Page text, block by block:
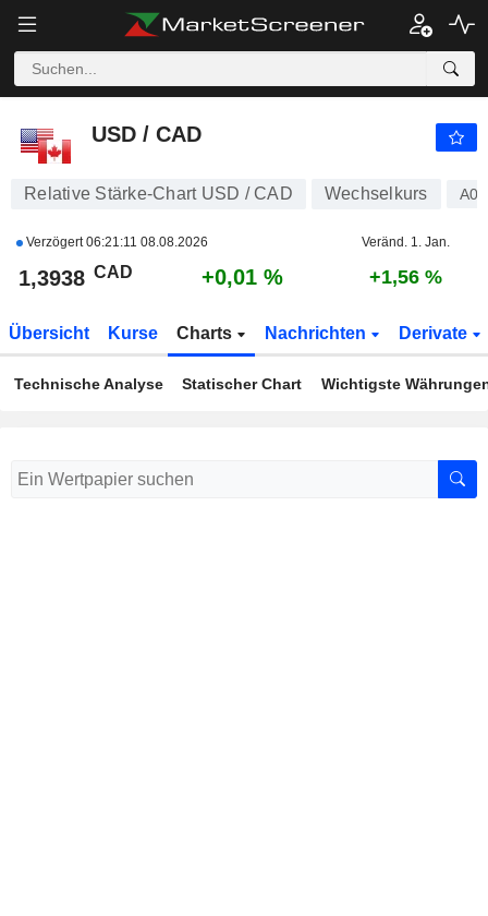
USD / CAD
USD / CAD
Relative Stärke-Chart USD / CAD Wechselkurs
Verzögert06:21:11 08.08.2026 Veränd. 1. Jan.
1,3938 CAD +0,01 % +1,56 %
Übersicht Kurse Charts Nachrichten Derivate
Technische Analyse Statischer Chart Wichtigste